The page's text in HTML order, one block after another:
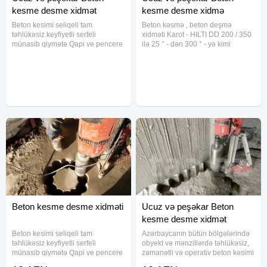
kesme desme xidmət
Beton kesimi seliqeli tam
təhlükəsiz keyfiyetli serfeli
münasib qiymətə Qapi ve pencere
kesme desme xidmə
Beton kəsmə , beton deşmə
xidməti Karot - HILTI DD 200 / 350
ilə 25 ° - dən 300 ° - yə kimi
Beton kesme desme xidməti
Beton kesimi seliqeli tam
təhlükəsiz keyfiyetli serfeli
münasib qiymətə Qapi ve pencere
Ucuz və peşəkar Beton
kesme desme xidmət
Azərbaycanın bütün bölgələrində
obyekt və mənzillərdə təhlükəsiz,
zəmanətli və operativ beton kəsimi